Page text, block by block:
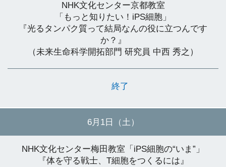
NHK文化センター京都教室
「もっと知りたい！iPS細胞」
『光るタンパク質って結局なんの役に立つんです
か？』
（未来生命科学開拓部門 研究員 中西 秀之）
終了
6月1日（土）
NHK文化センター梅田教室「iPS細胞の“いま”」
『体を守る戦士、T細胞をつくるには』